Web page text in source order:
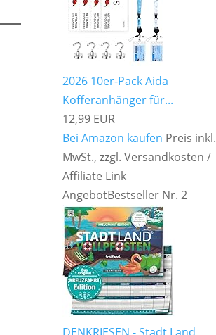
2026 10er-Pack Aida
Kofferanhänger für...
12,99 EUR
Bei Amazon kaufen Preis inkl.
MwSt., zzgl. Versandkosten /
Affiliate Link
AngebotBestseller Nr. 2